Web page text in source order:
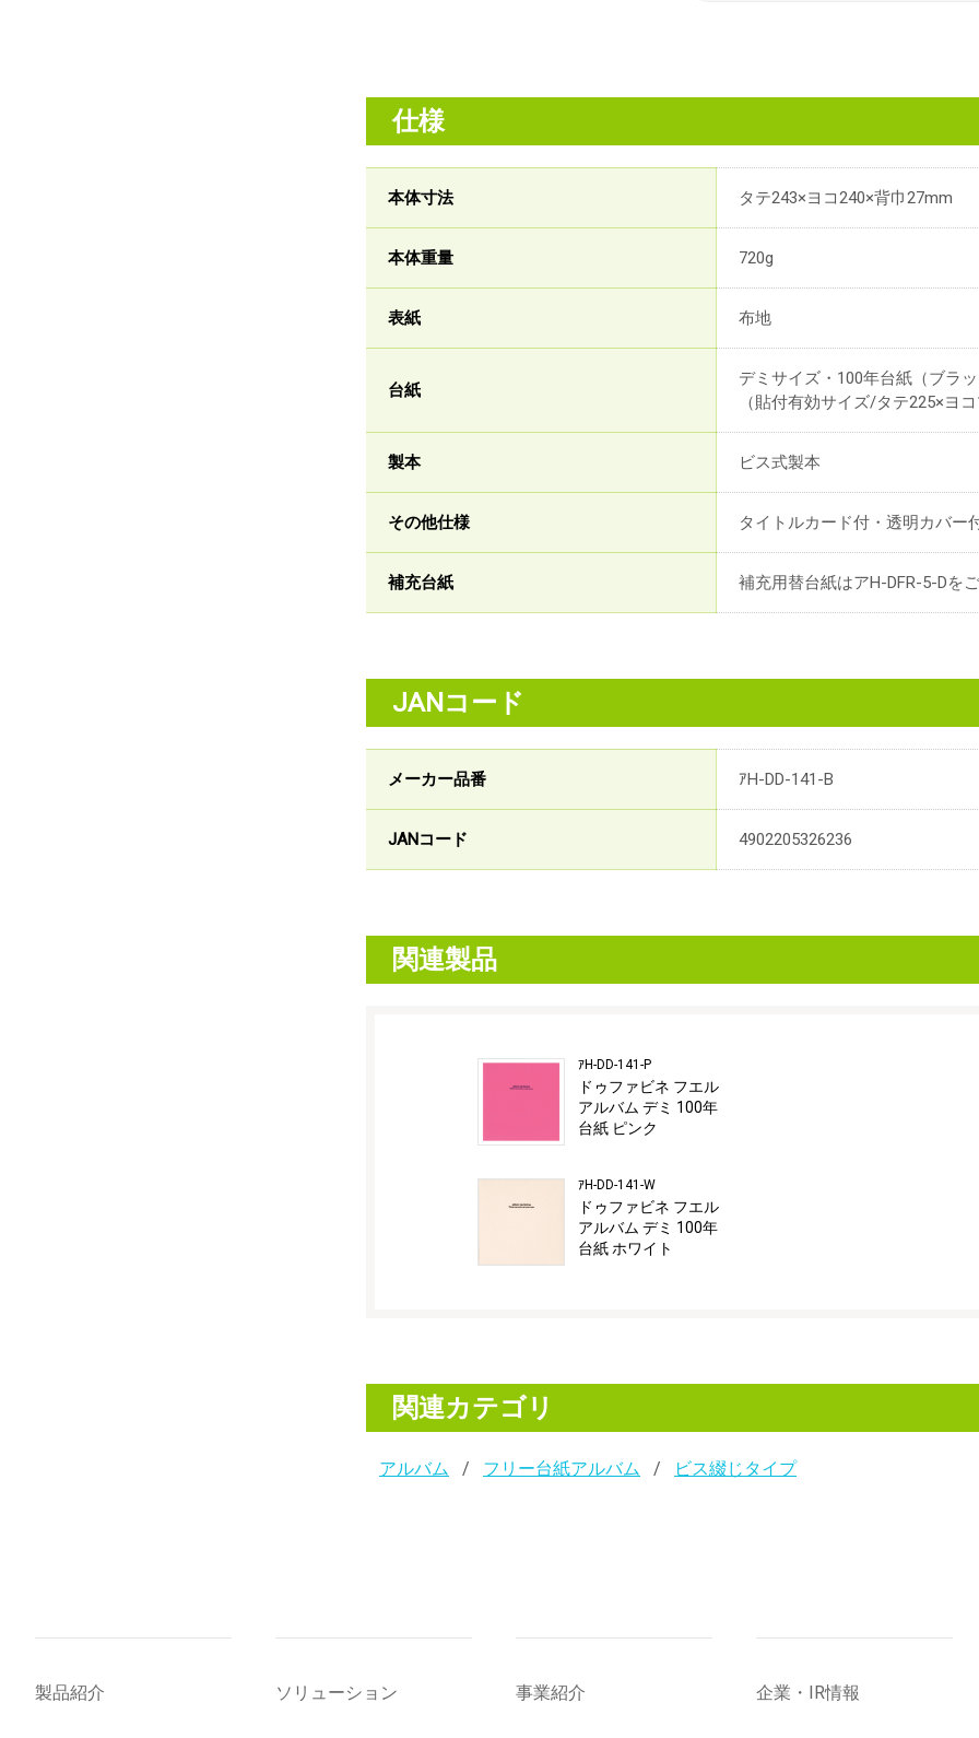
仕様
本体寸法 タテ243×ヨコ240×背巾27mm
本体重量 720g
表紙 布地
台紙
デミサイズ・100年台紙（ブラ
（貼付有効サイズ/タテ225×ヨ
製本 ビス式製本
その他仕様 タイトルカード付・透明カバー
補充台紙 補充用替台紙はアH-DFR-5-Dを
JANコード
メーカー品番 ｱH-DD-141-B
JANコード 4902205326236
関連製品
ｱH-DD-141-P
ドゥファビネ フエル
アルバム デミ 100年
台紙 ピンク
ｱH-DD-141-W
ドゥファビネ フエル
アルバム デミ 100年
台紙 ホワイト
関連カテゴリ
アルバム フリー台紙アルバム ビス綴じタイプ
製品紹介 ソリューション 事業紹介 企業・IR情報